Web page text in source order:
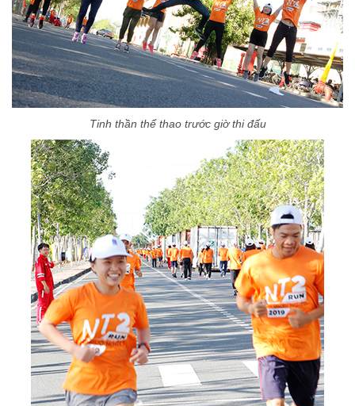
Tinh thần thể thao trước giờ thi đấu